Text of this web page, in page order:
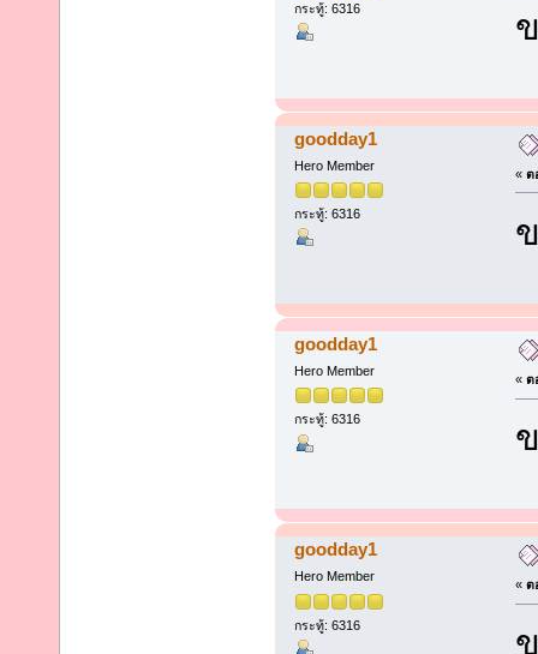
กระทู้: 6316
goodday1
Hero Member
กระทู้: 6316
« ต
goodday1
Hero Member
กระทู้: 6316
« ต
goodday1
Hero Member
กระทู้: 6316
« ต